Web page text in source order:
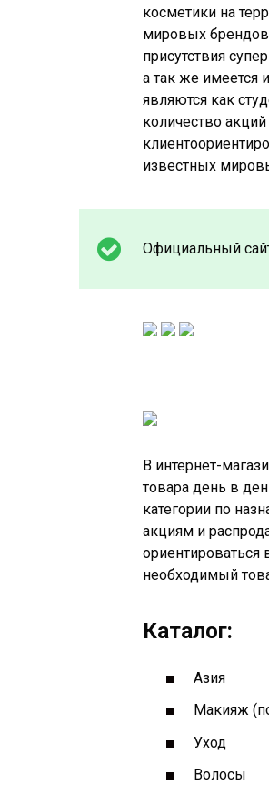
косметики на
мировых брендов
присутствия
а так же имеется
являются как
количество
известных
Официальный
В интернет-
товара день в
категории по
акциям и
ориентироваться
необходимый
Каталог:
Азия
Макияж
Уход
Волосы